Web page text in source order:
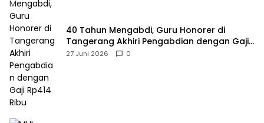
40 Tahun Mengabdi, Guru Honorer di
Tangerang Akhiri Pengabdian dengan Gaji
Rp414 Ribu
27 Juni 2026 0